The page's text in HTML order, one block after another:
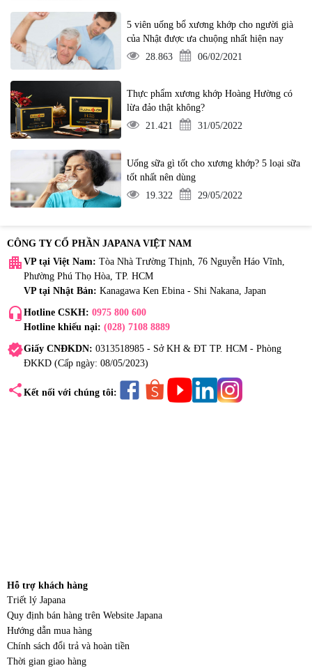
5 viên uống bổ xương khớp cho người già
của Nhật được ưa chuộng nhất hiện nay
28.863
06/02/2021
Thực phẩm xương khớp Hoàng Hường có
lừa đảo thật không?
21.421
31/05/2022
Uống sữa gì tốt cho xương khớp? 5 loại sữa
tốt nhất nên dùng
19.322
29/05/2022
CÔNG TY CỔ PHẦN JAPANA VIỆT NAM
apartment VP tại Việt Nam: Tòa Nhà Trường Thịnh, 76 Nguyễn Háo Vĩnh,
Phường Phú Thọ Hòa, TP. HCM
VP tại Nhật Bản: Kanagawa Ken Ebina - Shi Nakana, Japan
headset_mic Hotline CSKH: 0975 800 600
Hotline khiếu nại: (028) 7108 8889
verifiedGiấy CNĐKDN: 0313518985 - Sở KH & ĐT TP. HCM - Phòng
ĐKKD (Cấp ngày: 08/05/2023)
share Kết nối với chúng tôi:
Hỗ trợ khách hàng
Triết lý Japana
Quy định bán hàng trên Website Japana
Hướng dẫn mua hàng
Chính sách đổi trả và hoàn tiền
Thời gian giao hàng